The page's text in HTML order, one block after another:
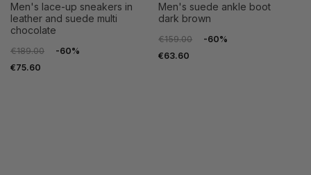
men's lace-up sneakers in
leather and suede multi
chocolate
€189.00
-60%
€75.60
men's suede ankle boot
dark brown
€159.00
-60%
€63.60